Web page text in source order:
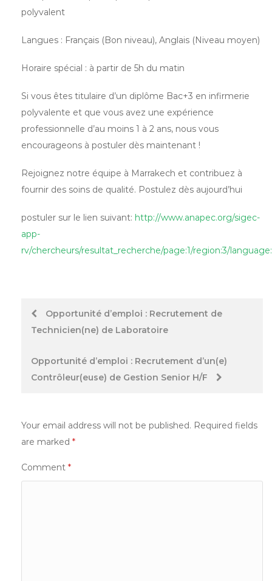
polyvalent
Langues : Français (Bon niveau), Anglais (Niveau moyen)
Horaire spécial : à partir de 5h du matin
Si vous êtes titulaire d’un diplôme Bac+3 en infirmerie
polyvalente et que vous avez une expérience
professionnelle d’au moins 1 à 2 ans, nous vous
encourageons à postuler dès maintenant !
Rejoignez notre équipe à Marrakech et contribuez à
fournir des soins de qualité. Postulez dès aujourd’hui
postuler sur le lien suivant: http://www.anapec.org/sigec-
app-
rv/chercheurs/resultat_recherche/page:1/region:3/
PostOpportunité d’emploi : Recrutement de
Technicien(ne) de Laboratoire
Opportunité d’emploi : Recrutement d’un(e)
Contrôleur(euse) de Gestion Senior H/F
Your email address will not be published. Required fields
are marked *
Comment *